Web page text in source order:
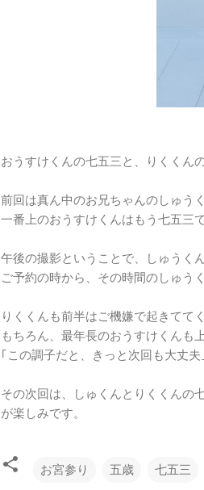
おうすけくんの七五三と、りくくん
前回は真ん中のお兄ちゃんのしゅう
一番上のおうすけくんはもう七五三で
午後の撮影ということで、しゅうく
ご予約の時から、その時間のしゅう
りくくんも前半はご機嫌で起きてて
もちろん、最年長のおうすけくんも
｢この調子だと、きっと次回も大丈夫
その次回は、しゅくんとりくくんの
が楽しみです。
お宮参り 五歳 七五三